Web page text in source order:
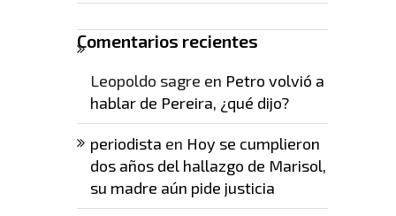
Comentarios recientes
Leopoldo sagre en Petro volvió a
hablar de Pereira, ¿qué dijo?
periodista en Hoy se cumplieron
dos años del hallazgo de Marisol,
su madre aún pide justicia